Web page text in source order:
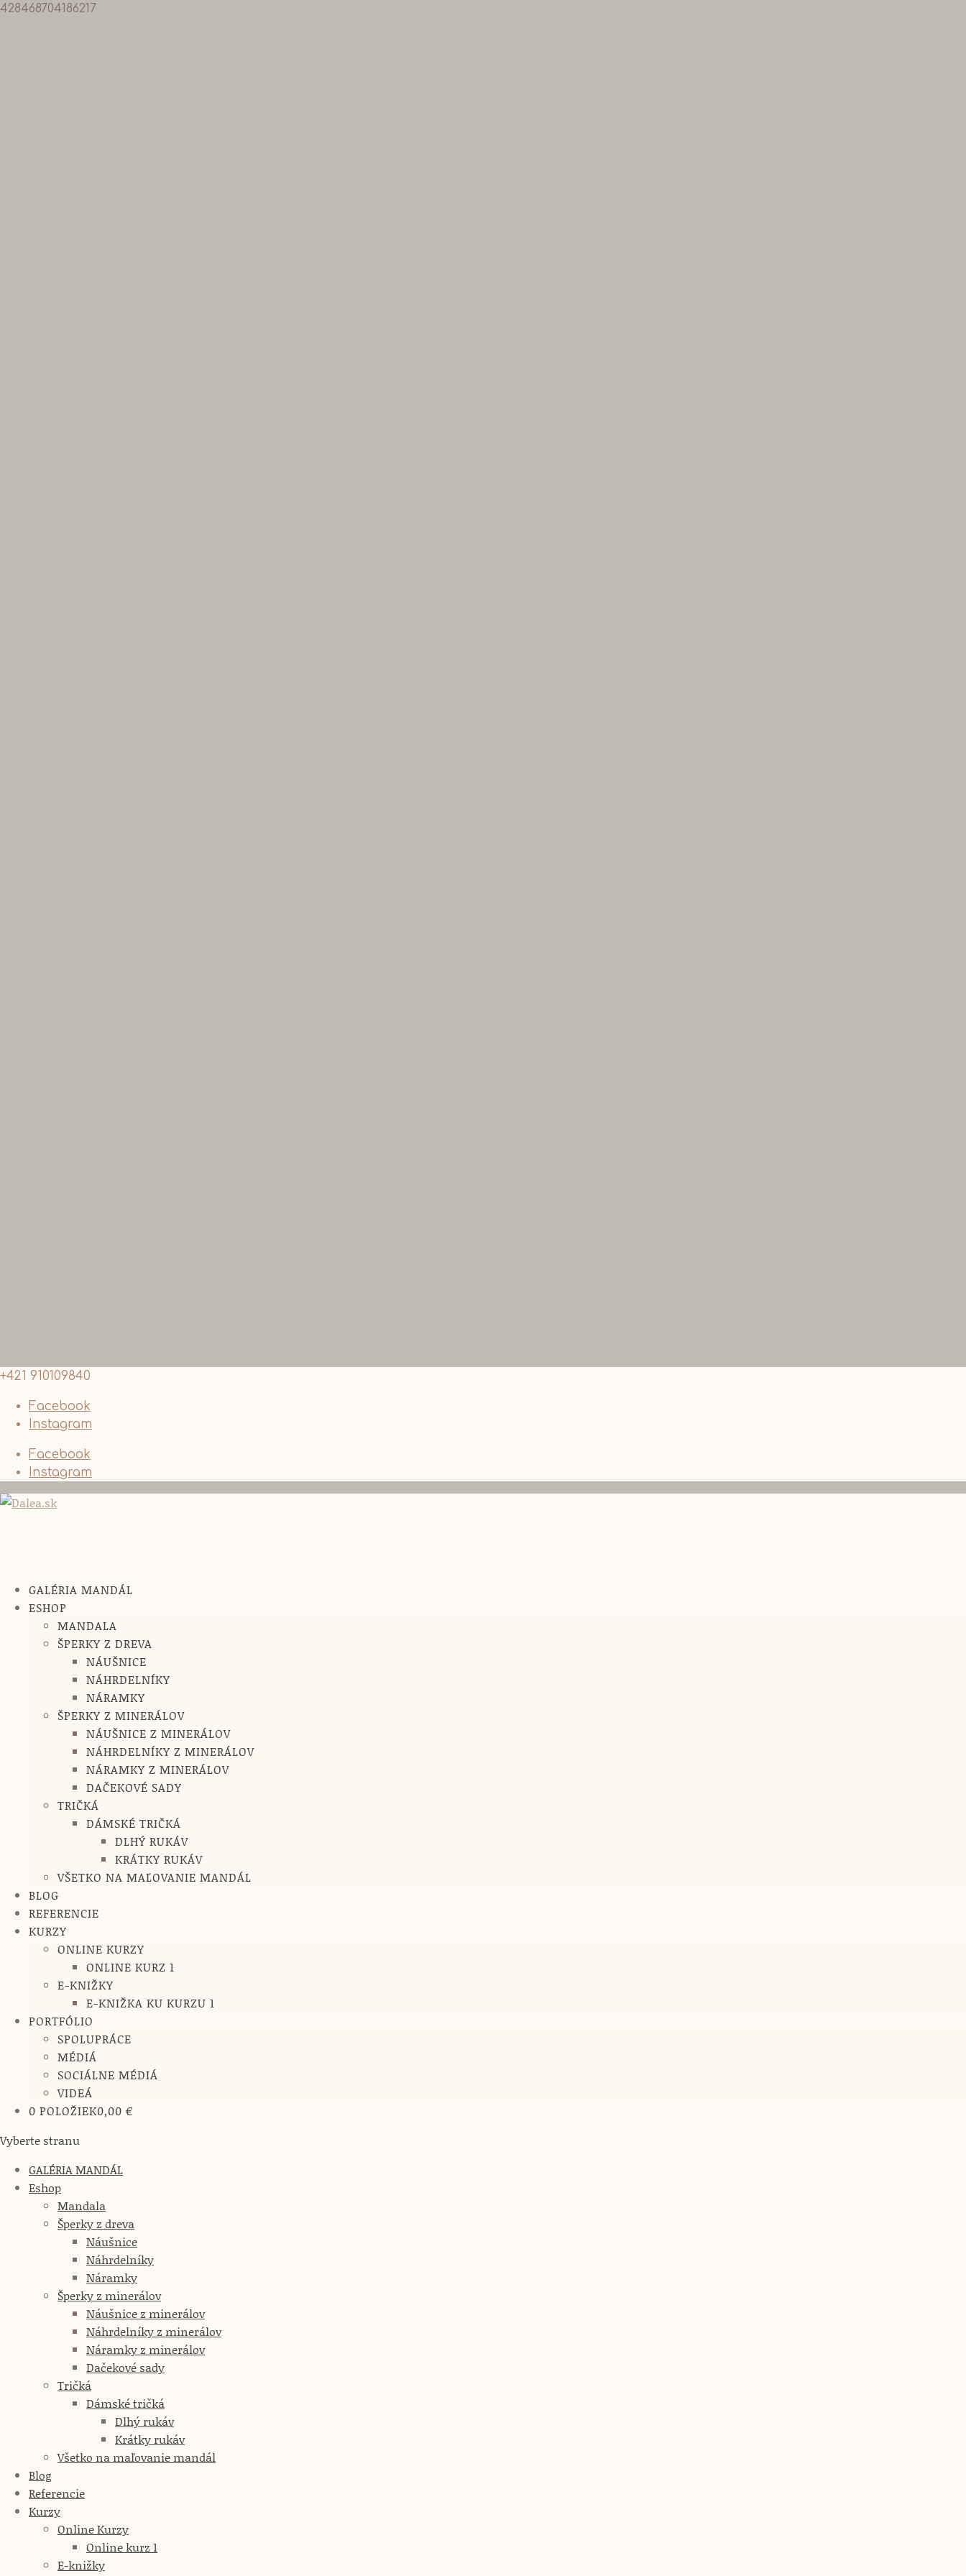
428468704186217
+421 910109840
Facebook
Instagram
Facebook
Instagram
GALÉRIA MANDÁL
ESHOP
MANDALA
ŠPERKY Z DREVA
NÁUŠNICE
NÁHRDELNÍKY
NÁRAMKY
ŠPERKY Z MINERÁLOV
NÁUŠNICE Z MINERÁLOV
NÁHRDELNÍKY Z MINERÁLOV
NÁRAMKY Z MINERÁLOV
DAČEKOVÉ SADY
TRIČKÁ
DÁMSKÉ TRIČKÁ
DLHÝ RUKÁV
KRÁTKY RUKÁV
VŠETKO NA MAĽOVANIE MANDÁL
BLOG
REFERENCIE
KURZY
ONLINE KURZY
ONLINE KURZ 1
E-KNIŽKY
E-KNIŽKA KU KURZU 1
PORTFÓLIO
SPOLUPRÁCE
MÉDIÁ
SOCIÁLNE MÉDIÁ
VIDEÁ
0 POLOŽIEK0,00 €
Vyberte stranu
GALÉRIA MANDÁL
Eshop
Mandala
Šperky z dreva
Náušnice
Náhrdelníky
Náramky
Šperky z minerálov
Náušnice z minerálov
Náhrdelníky z minerálov
Náramky z minerálov
Dačekové sady
Tričká
Dámské tričká
Dlhý rukáv
Krátky rukáv
Všetko na maľovanie mandál
Blog
Referencie
Kurzy
Online Kurzy
Online kurz 1
E-knižky